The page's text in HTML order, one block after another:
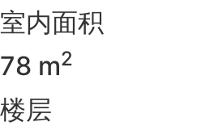
室内面积
78 m2
楼层